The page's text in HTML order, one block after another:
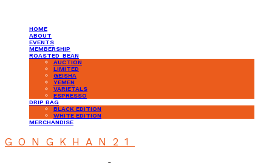
HOME
ABOUT
EVENTS
MEMBERSHIP
ROASTED_BEAN
AUCTION
LIMITED
GEISHA
YEMEN
VARIETALS
ESPRESSO
DRIP BAG
BLACK EDITION
WHITE EDITION
MERCHANDISE
GONGKHAN21